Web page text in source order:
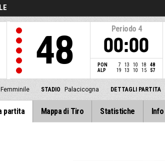
48
Periodo 4
00:00
PON 7 13 10 18
48
ALP
19 13 10 15 57
STADIO Palacicogna DETTAGLI PARTITA
partita Mappa di Tiro Statistiche